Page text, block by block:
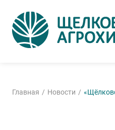
Главная Новости